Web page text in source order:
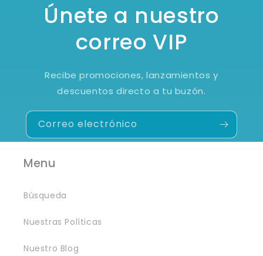
Únete a nuestro
correo VIP
Recibe promociones, lanzamientos y
descuentos directo a tu buzón.
Correo electrónico
Menu
Búsqueda
Nuestras Políticas
Nuestro Blog